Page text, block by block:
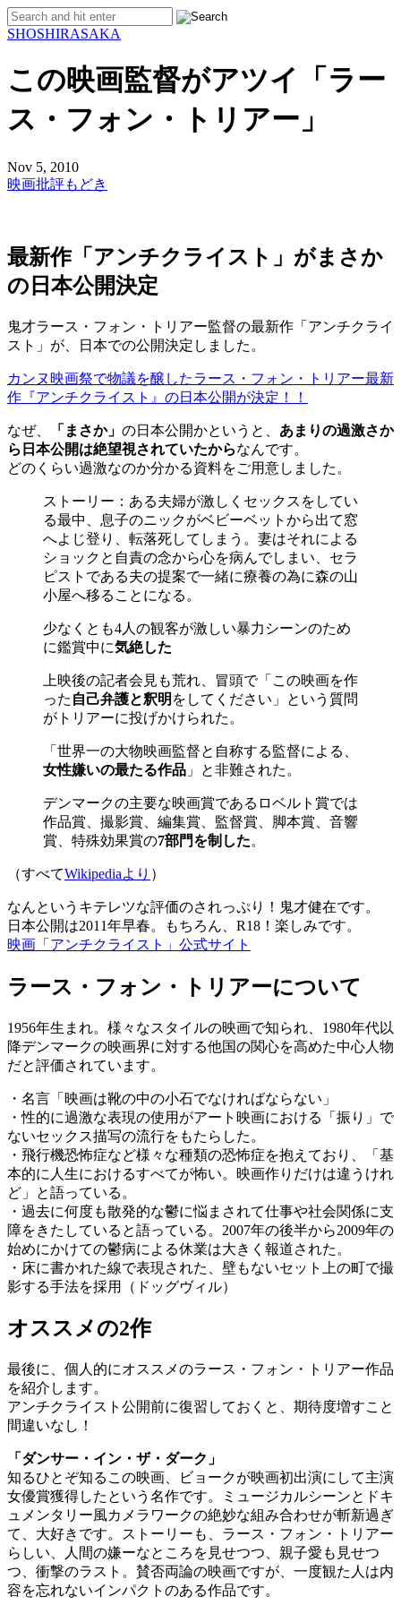
SHOSHIRASAKA
この映画監督がアツイ「ラー
ス・フォン・トリアー」
Nov 5, 2010
映画批評もどき
最新作「アンチクライスト」がまさか
の日本公開決定
鬼才ラース・フォン・トリアー監督の最新作「アンチクライ
スト」が、日本での公開決定しました。
カンヌ映画祭で物議を醸したラース・フォン・トリアー最新
作『アンチクライスト』の日本公開が決定！！
なぜ、 「まさか」 の日本公開かというと、 あまりの過激さか
ら日本公開は絶望視されていたからなんです。
どのくらい過激なのか分かる資料をご用意しました。
ストーリー：ある夫婦が激しくセックスをしてい
る最中、息子のニックがベビーベットから出て窓
へよじ登り、転落死してしまう。妻はそれによる
ショックと自責の念から心を病んでしまい、セラ
ピストである夫の提案で一緒に療養の為に森の山
小屋へ移ることになる。
少なくとも4人の観客が激しい暴力シーンのため
に鑑賞中に気絶した
上映後の記者会見も荒れ、冒頭で「この映画を作
った 自己弁護と釈明 をしてください」という質問
がトリアーに投げかけられた。
「世界一の大物映画監督と自称する監督による、
女性嫌いの最たる作品 」と非難された。
デンマークの主要な映画賞であるロベルト賞では
作品賞、撮影賞、編集賞、監督賞、脚本賞、音響
賞、特殊効果賞の7部門を制した。
（すべてWikipediaより ）
なんというキテレツな評価のされっぷり！鬼才健在です。
日本公開は2011年早春。もちろん、R18！楽しみです。
映画「アンチクライスト」公式サイト
ラース・フォン・トリアーについて
1956年生まれ。様々なスタイルの映画で知られ、1980年代以
降デンマークの映画界に対する他国の関心を高めた中心人物
だと評価されています。
・名言「映画は靴の中の小石でなければならない」
・性的に過激な表現の使用がアート映画における「振り」で
ないセックス描写の流行をもたらした。
・飛行機恐怖症など様々な種類の恐怖症を抱えており、「基
本的に人生におけるすべてが怖い。映画作りだけは違うけれ
ど」と語っている。
・過去に何度も散発的な鬱に悩まされて仕事や社会関係に支
障をきたしていると語っている。2007年の後半から2009年の
始めにかけての鬱病による休業は大きく報道された。
・床に書かれた線で表現された、壁もないセット上の町で撮
影する手法を採用（ドッグヴィル）
オススメの2作
最後に、個人的にオススメのラース・フォン・トリアー作品
を紹介します。
アンチクライスト公開前に復習しておくと、期待度増すこと
間違いなし！
「ダンサー・イン・ザ・ダーク」
知るひとぞ知るこの映画、ビョークが映画初出演にして主演
女優賞獲得したという名作です。ミュージカルシーンとドキ
ュメンタリー風カメラワークの絶妙な組み合わせが斬新過ぎ
て、大好きです。ストーリーも、ラース・フォン・トリアー
らしい、人間の嫌ーなところを見せつつ、親子愛も見せつ
つ、衝撃のラスト。賛否両論の映画ですが、一度観た人は内
容を忘れないインパクトのある作品です。